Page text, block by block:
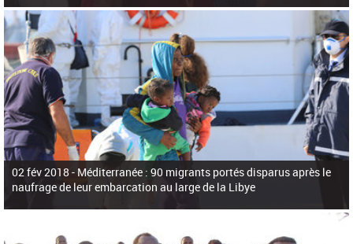
02 fév 2018 - Méditerranée : 90 migrants portés disparus après le
naufrage de leur embarcation au large de la Libye